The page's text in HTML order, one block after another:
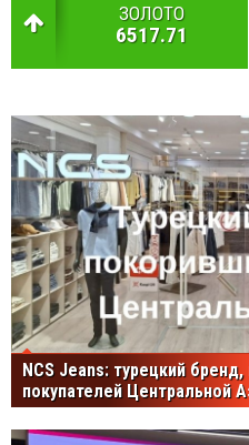
ЗОЛОТО
6517.71
NCS Jeans: турецкий
покупателей Центральной